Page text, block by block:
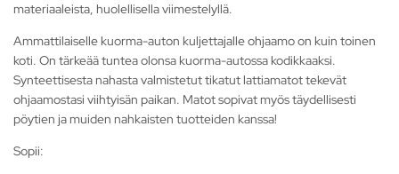
materiaaleista, huolellisella viimestelyllä.
Ammattilaiselle kuorma-auton kuljettajalle ohjaamo on kuin toinen
koti. On tärkeää tuntea olonsa kuorma-autossa kodikkaaksi.
Synteettisesta nahasta valmistetut tikatut lattiamatot tekevät
ohjaamostasi viihtyisän paikan. Matot sopivat myös täydellisesti
pöytien ja muiden nahkaisten tuotteiden kanssa!
Sopii: